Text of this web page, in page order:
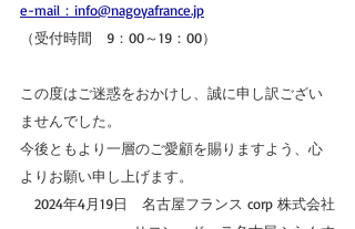
e-mail：info@nagoyafrance.jp
（受付時間　9：00～19：00）
この度はご迷惑をおかけし、誠に申し訳ござい
ませんでした。
今後ともより一層のご愛顧を賜りますよう、心
よりお願い申し上げます。
2024年4月19日　名古屋フランス corp 株式会社